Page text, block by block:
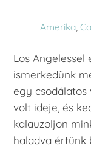
Amerika ,
Los Angelessel
ismerkedünk
egy csodálatos
volt ideje, és
kalauzoljon
haladva értünk